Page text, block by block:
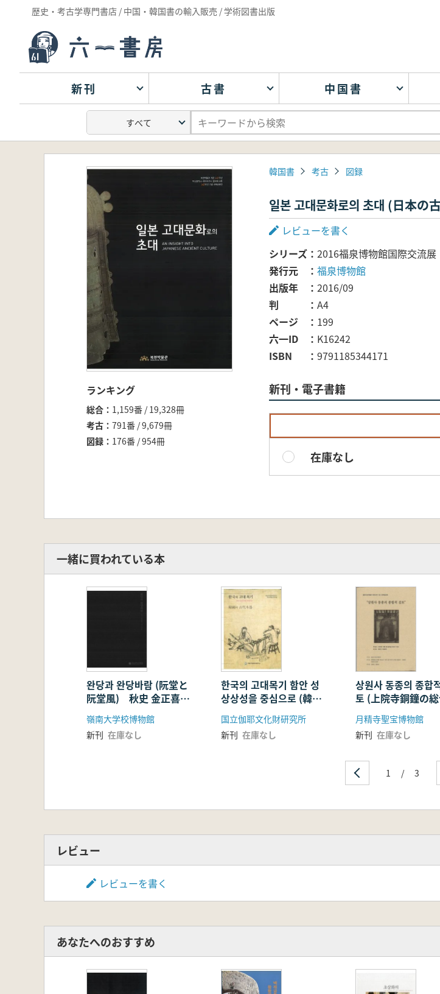
歴史・考古学専門書店 / 中国・韓国書の輸入販売 / 学術図書出版
新刊 古書 中国書
ランキング
総合
1,159番 / 19,328冊
考古
791番 / 9,679冊
図録
176番 / 954冊
韓国書 考古 図録
일본 고대문화로의 초대 (日本の
レビューを書く
シリーズ
2016福泉博物館国際交流展
発行元
福泉博物館
出版年
2016/09
判
A4
ページ
199
六一ID
K16242
ISBN
9791185344171
新刊・電子書籍
在庫なし
一緒に買われている本
완당과 완당바람 (阮堂と
阮堂風) 秋史 金正喜と
その友人たち (展示図
録)
嶺南大学校博物館
新刊 在庫なし
한국의 고대목기 함안 성
상상성을 중심으로 (韓国
の古代木器 咸安城山山
城を中心に)
国立伽耶文化財研究所
新刊 在庫なし
상원사 동종의 종합
토 (上院寺銅鐘の
検討)
月精寺聖宝博物館
新刊 在庫なし
1 / 3
レビュー
レビューを書く
あなたへのおすすめ